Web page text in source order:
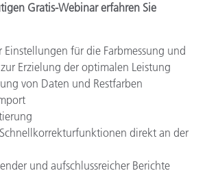
Gratis-Webinar erfahren Sie
für die Farbmessung und
Erzielung der optimalen Leistung
von Daten und Restfarben
direkt an der
und aufschlussreicher Berichte